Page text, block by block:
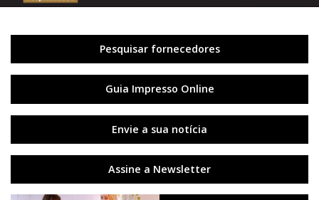
Pesquisar fornecedores
Guia Impresso Online
Envie a sua notícia
Assine a Newsletter